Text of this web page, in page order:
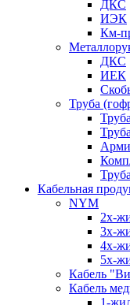
ДКС
ИЭК
Км-
ДКС
ИЕК
Труба
Кабельная
NYM
2х-
3х-
4х-
5х-
Кабель
Кабель
1-